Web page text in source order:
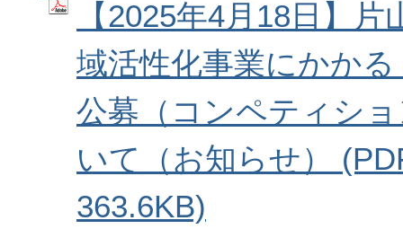
【2025年4月18日】
域活性化事業にかか
公募（コンペティシ
いて（お知らせ）
363.6KB)